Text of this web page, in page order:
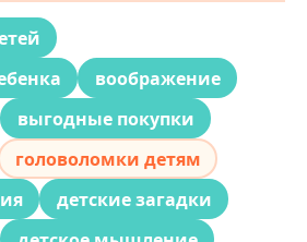
воображение
выгодные покупки
головоломки детям
детские загадки